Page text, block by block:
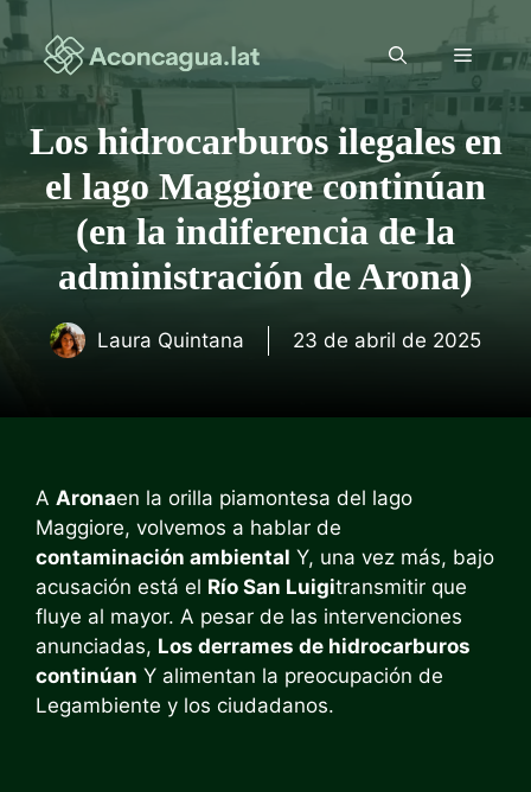
Saltar
al
contenido
Menú
Los hidrocarburos ilegales en
el lago Maggiore continúan
(en la indiferencia de la
administración de Arona)
Laura Quintana 23 de abril de 2025
A Aronaen la orilla piamontesa del lago
Maggiore, volvemos a hablar de
contaminación ambiental Y, una vez más, bajo
acusación está el Río San Luigitransmitir que
fluye al mayor. A pesar de las intervenciones
anunciadas, Los derrames de hidrocarburos
continúan Y alimentan la preocupación de
Legambiente y los ciudadanos.